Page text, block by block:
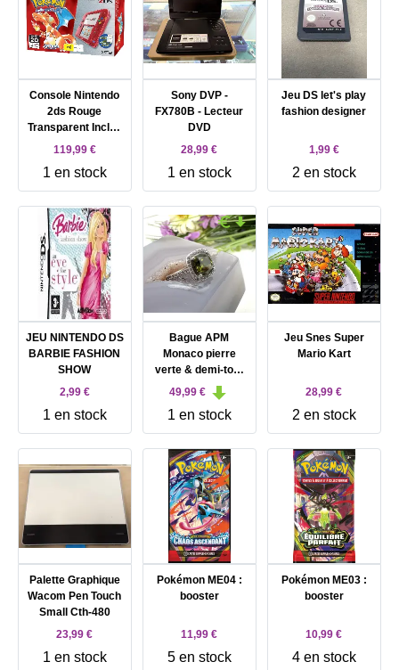
Console Nintendo
2ds Rouge
Transparent Inclus
Pokemon Red
119,99 €
1 en stock
Sony DVP -
FX780B - Lecteur
DVD
28,99 €
1 en stock
Jeu DS let's play
fashion designer
1,99 €
2 en stock
JEU NINTENDO DS
BARBIE FASHION
SHOW
2,99 €
1 en stock
Bague APM
Monaco pierre
verte & demi-tour
pavé zirconiums
blancs T54 Argent
925 Millième (22
CT) 3,24g
49,99 €
1 en stock
Jeu Snes Super
Mario Kart
28,99 €
2 en stock
Palette Graphique
Wacom Pen Touch
Small Cth-480
23,99 €
1 en stock
Pokémon ME04 :
booster
11,99 €
5 en stock
Pokémon ME03 :
booster
10,99 €
4 en stock